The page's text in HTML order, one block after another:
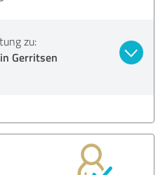
zu:
Gerritsen